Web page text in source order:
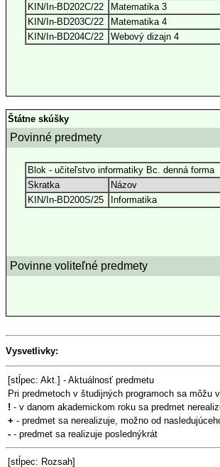
KIN/In-BD202C/22
Matematika 3
KIN/In-BD203C/22
Matematika 4
KIN/In-BD204C/22
Webový dizajn 4
Štátne skúšky
Povinné predmety
Blok - učiteľstvo informatiky Bc. denná forma
Skratka
Názov
KIN/In-BD200S/25
Informatika
Povinne voliteľné predmety
Vysvetlivky:
[stĺpec: Akt.] - Aktuálnosť predmetu
Pri predmetoch v študijných programoch sa môžu
! - v danom akademickom roku sa predmet
+ - predmet sa nerealizuje, možno od
- - predmet sa realizuje poslednýkrát
[stĺpec: Rozsah]